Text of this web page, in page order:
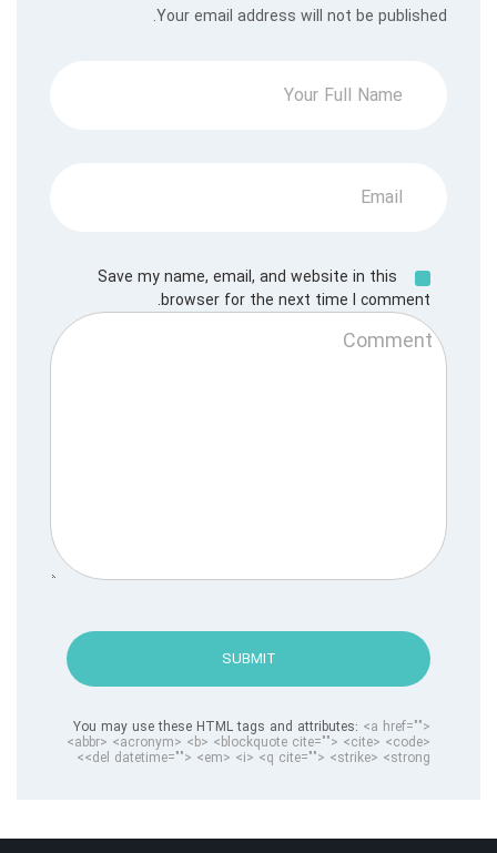
Your email address will not be published.
Save my name, email, and website in this
browser for the next time I comment.
SUBMIT
You may use these HTML tags and attributes: <a href="">
<abbr> <acronym> <b> <blockquote cite=""> <cite> <code>
<del datetime=""> <em> <i> <q cite=""> <strike> <strong>